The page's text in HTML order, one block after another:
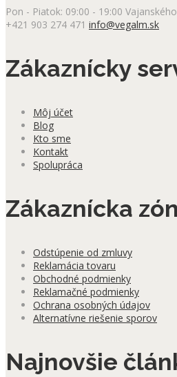
Pon - Piatok: 09:00 - 19:00
+421 903 274 471 info@vegalm.sk
Zákaznícky
Môj účet
Blog
Kto sme
Kontakt
Spolupráca
Zákaznícka
Odstúpenie od zmluvy
Reklamácia tovaru
Obchodné podmienky
Reklamačné podmienky
Ochrana osobných údajov
Alternatívne riešenie sporov
Najnovšie